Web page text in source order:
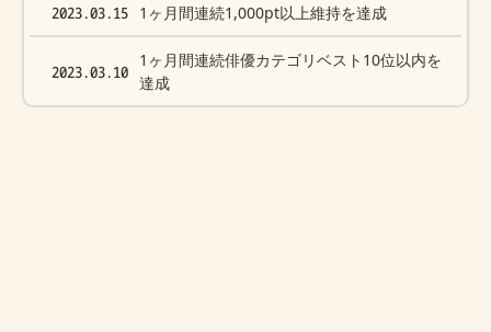
2023.03.15 1ヶ月間連続1,000pt以上維持を達成
2023.03.10
1ヶ月間連続俳優カテゴリベスト10位以内を
達成